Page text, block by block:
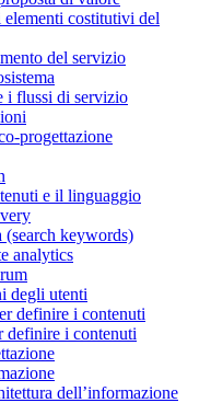
costitutivi del
del servizio
i flussi di servizio
progettazione
e il linguaggio
keywords)
analytics
degli utenti
definire i contenuti
definire i contenuti
dell’informazione